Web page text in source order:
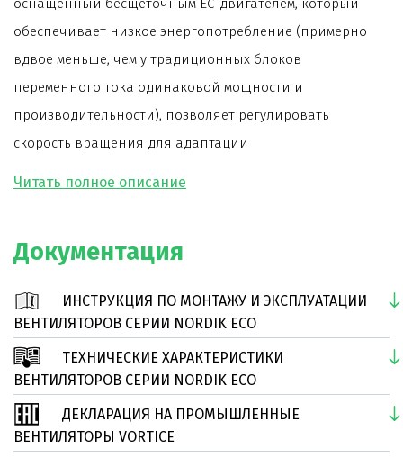
оснащенный бесщеточным ЕС-двигателем, который
обеспечивает низкое энергопотребление (примерно
вдвое меньше, чем у традиционных блоков
переменного тока одинаковой мощности и
производительности), позволяет регулировать
скорость вращения для адаптации
Низкое энергопотребление (важно в случае
длительного использования).
Максимальная рабочая температура 45 °C.
Подходит для работы ночью, благодаря
спрофилированным стальным лопастям,
обеспечивающим очень тихую работу.
Функция реверс позволяет изменять направление
Документация
ИНСТРУКЦИЯ ПО МОНТАЖУ И ЭКСПЛУАТАЦИИ
ВЕНТИЛЯТОРОВ СЕРИИ NORDIK ECO
ТЕХНИЧЕСКИЕ ХАРАКТЕРИСТИКИ
ВЕНТИЛЯТОРОВ СЕРИИ NORDIK ECO
ДЕКЛАРАЦИЯ НА ПРОМЫШЛЕННЫЕ
ВЕНТИЛЯТОРЫ VORTICE